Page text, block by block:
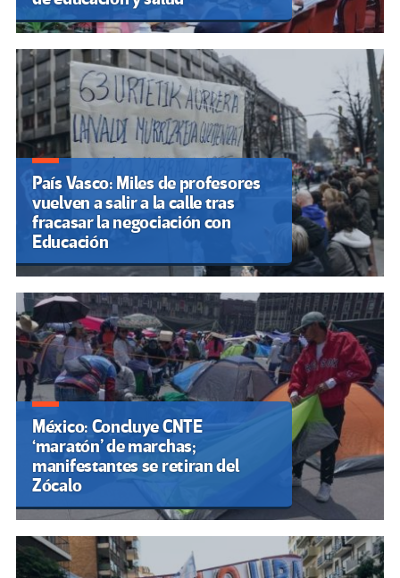
País Vasco: Miles de profesores
vuelven a salir a la calle tras
fracasar la negociación con
Educación
México: Concluye CNTE
‘maratón’ de marchas;
manifestantes se retiran del
Zócalo